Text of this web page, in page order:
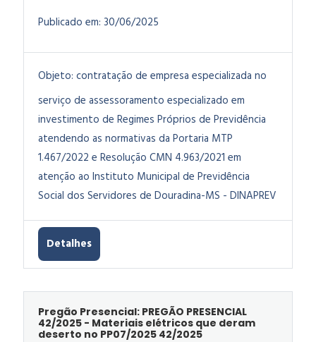
Publicado em: 30/06/2025
Objeto: contratação de empresa especializada no
serviço de assessoramento especializado em
investimento de Regimes Próprios de Previdência
atendendo as normativas da Portaria MTP
1.467/2022 e Resolução CMN 4.963/2021 em
atenção ao Instituto Municipal de Previdência
Social dos Servidores de Douradina-MS - DINAPREV
Detalhes
Pregão Presencial: PREGÃO PRESENCIAL
42/2025 - Materiais elétricos que deram
deserto no PP07/2025 42/2025